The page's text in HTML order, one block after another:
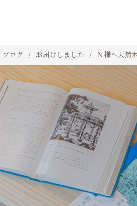
ブログ お届けしました Ｎ様へ天然